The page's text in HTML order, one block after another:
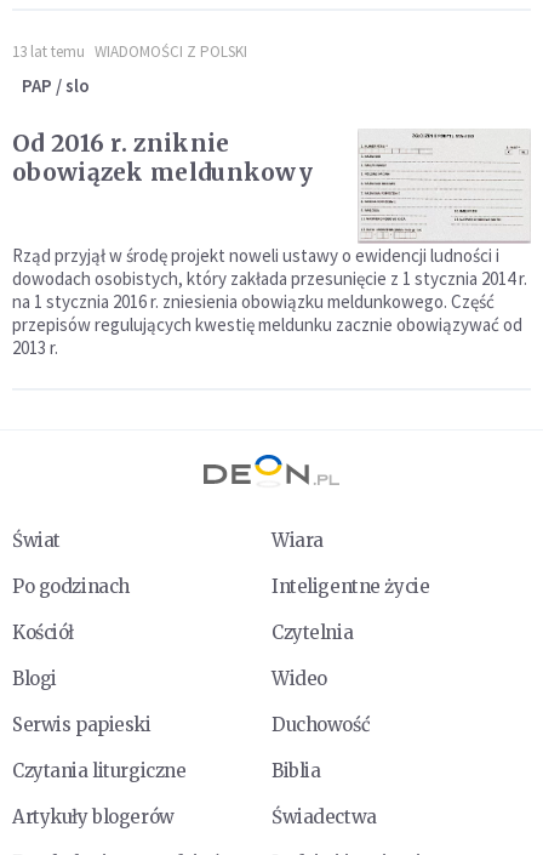
13 lat temu WIADOMOŚCI Z POLSKI
PAP / slo
Od 2016 r. zniknie
obowiązek meldunkowy
Rząd przyjął w środę projekt noweli ustawy o ewidencji ludności i
dowodach osobistych, który zakłada przesunięcie z 1 stycznia 2014 r.
na 1 stycznia 2016 r. zniesienia obowiązku meldunkowego. Część
przepisów regulujących kwestię meldunku zacznie obowiązywać od
2013 r.
Świat
Wiara
Po godzinach
Inteligentne życie
Kościół
Czytelnia
Blogi
Wideo
Serwis papieski
Duchowość
Czytania liturgiczne
Biblia
Artykuły blogerów
Świadectwa